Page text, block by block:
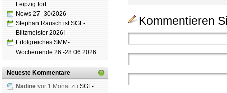
Leipzig fort
News 27–30/2026
Stephan Rausch ist SGL-
Blitzmeister 2026!
Erfolgreiches SMM-
Wochenende 26.-28.06.2026
Neueste Kommentare
Nadine vor 1 Monat zu SGL-
Kommentieren